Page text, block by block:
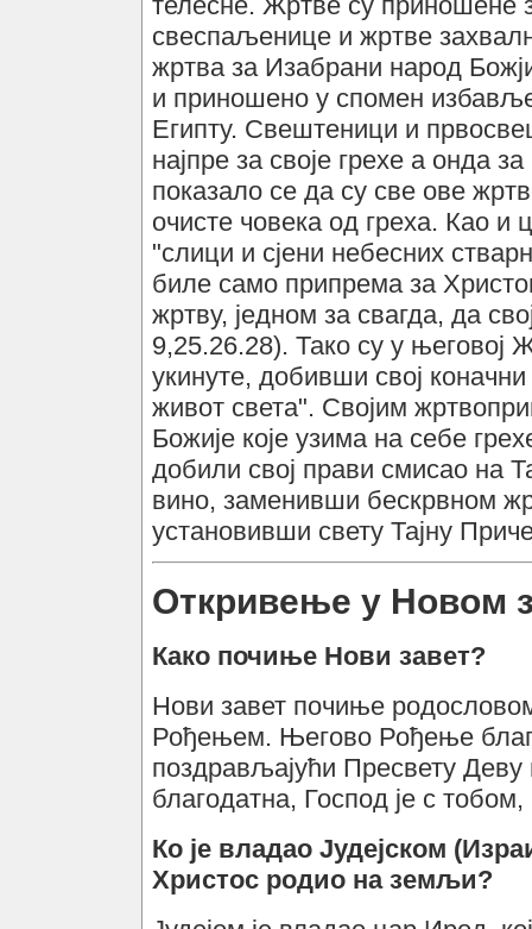
свеспаљенице и жртве
жртва за Изабрани народ
и приношено у спомен
Египту. Свештеници и
најпре за своје грехе а онда
показало се да су све ове
очисте човека од греха. Као и
"слици и сјени небесних
биле само припрема за
жртву, једном за свагда, да
9,25.26.28). Тако су у његовој
укинуте, добивши свој
живот света". Својим
Божије које узима на себе
добили свој прави смисао на
вино, заменивши бескрвном
установивши свету Тајну
Откривење у Новом
Како почиње Нови завет?
Нови завет почиње
Рођењем. Његово Рођење
поздрављајући Пресвету
благодатна, Господ је с
Ко је владао Јудејском
Христос родио на земљи?